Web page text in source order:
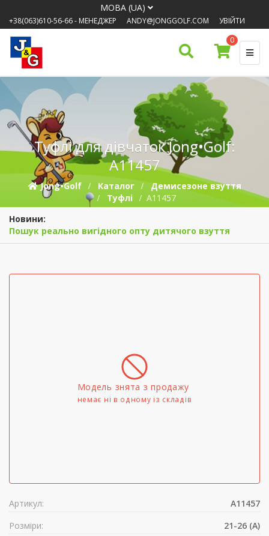
МОВА (UA)
+38(063)610-56-66- МЕНЕДЖЕР ANDY@JONGGOLF.COM
УВІЙТИ
0
Туфлі для дівчаток Jong•Golf:
A11457
Jong•Golf Каталог
Демисезонe взуття
Туфлі
A11457
Новини:
Пошук реально вигідного опту дитячого взуття
Модель знята з продажу
немає ні в одному iз складів
Артикул:
A11457
Розміри:
21-26 (A)